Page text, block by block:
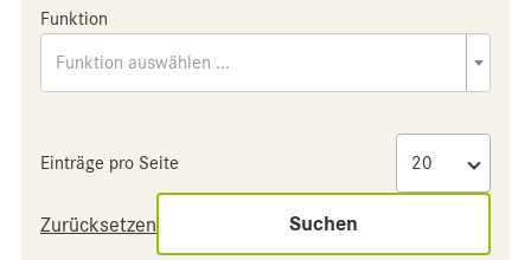
Funktion
Funktion auswählen ...
Einträge pro Seite
Zurücksetzen Suchen